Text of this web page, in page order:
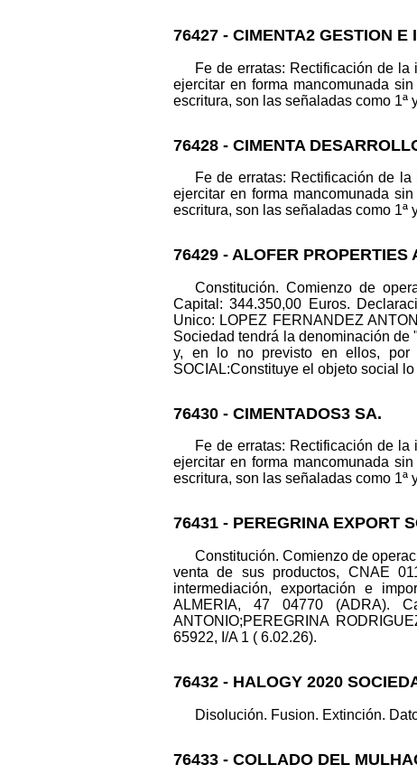
76427 - CIMENTA2 GESTION E
Fe de erratas: Rectificación de
ejercitar en forma mancomunada
escritura, son las señaladas como 1ª
76428 - CIMENTA
Fe de erratas: Rectificación de
ejercitar en forma mancomunada
escritura, son las señaladas como 1ª
76429 - ALOFER
Constitución. Comienzo de
Capital: 344.350,00 Euros.
Unico: LOPEZ FERNANDEZ
Sociedad tendrá la denominación
y, en lo no previsto en ellos, por
SOCIAL:Constituye el objeto social
76430 - CIMENTADOS3 SA.
Fe de erratas: Rectificación de
ejercitar en forma mancomunada
escritura, son las señaladas como 1ª
76431 - PEREGRINA EXPORT
Constitución. Comienzo de
venta de sus productos, CNAE
intermediación, exportación e
ALMERIA, 47 04770 (ADRA).
ANTONIO;PEREGRINA
65922, I/A 1 ( 6.02.26).
76432 - HALOGY 2020
Disolución. Fusion. Extinción.
76433 - COLLADO DEL